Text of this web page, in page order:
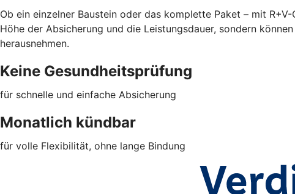
Ob ein einzelner Baustein oder das komplette Paket – mit
Höhe der Absicherung und die Leistungsdauer, sondern
herausnehmen.
Keine Gesundheitsprüfung
für schnelle und einfache Absicherung
Monatlich kündbar
für volle Flexibilität, ohne lange Bindung